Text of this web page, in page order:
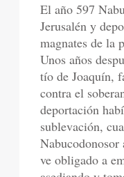
El año 597
Jerusalén y
magnates de la
Unos años
tío de Joaquín,
contra el
deportación
sublevación,
Nabucodonosor
ve obligado a